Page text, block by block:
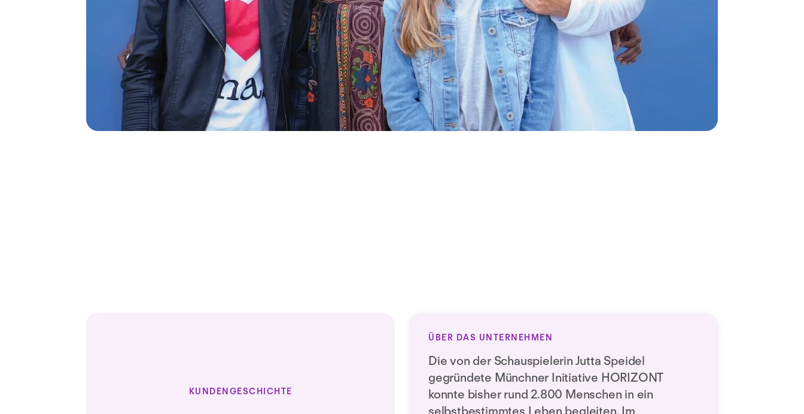
KUNDENGESCHICHTE
ÜBER DAS UNTERNEHMEN
Die von der Schauspielerin Jutta Speidel
gegründete Münchner Initiative HORIZONT
konnte bisher rund 2.800 Menschen in ein